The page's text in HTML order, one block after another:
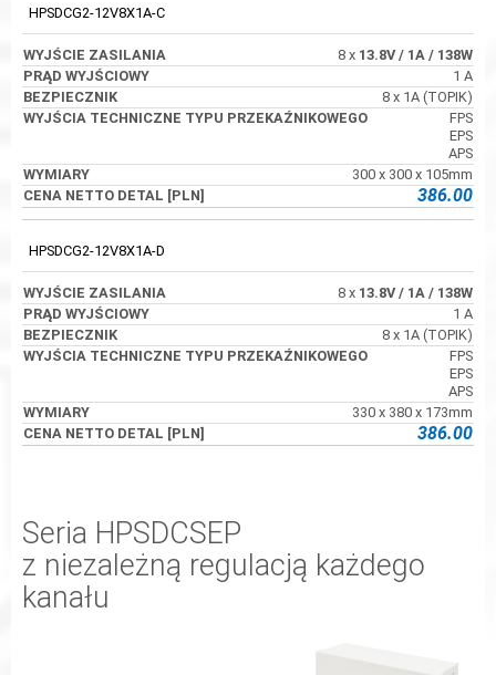
HPSDCG2-12V8X1A-C
8 x 13.8V/ 1A / 138W
1 A
8 x 1A (TOPIK)
FPS
EPS
APS
300 x 300 x 105mm
386.00
HPSDCG2-12V8X1A-D
8 x 13.8V/ 1A / 138W
1 A
8 x 1A (TOPIK)
FPS
EPS
APS
330 x 380 x 173mm
386.00
Seria HPSDCSEP
z niezależną regulacją każdego
kanału